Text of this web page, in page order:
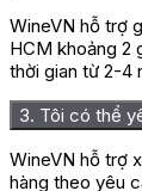
WineVN hỗ trợ
HCM khoảng 2
thời gian từ 2-4
3. Tôi có thể
WineVN hỗ trợ
hàng theo yêu